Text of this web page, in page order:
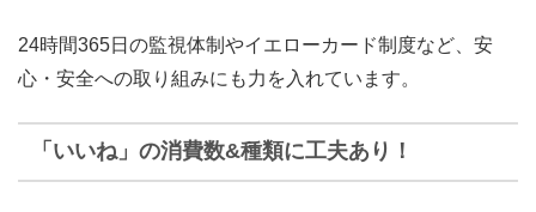
24時間365日の監視体制やイエローカード制度など、安
心・安全への取り組みにも力を入れています。
「いいね」の消費数&種類に工夫あり！